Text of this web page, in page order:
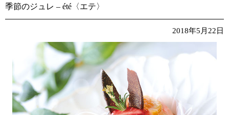
季節のジュレ – été〈エテ〉
2018年5月22日